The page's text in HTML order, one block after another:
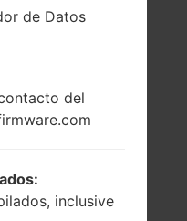
de Datos
del
inclusive